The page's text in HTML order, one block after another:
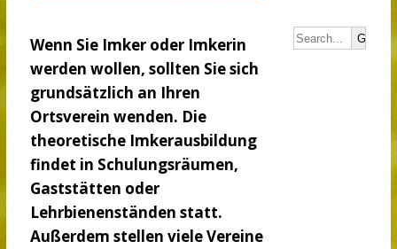
Wenn Sie Imker oder Imkerin
werden wollen, sollten Sie sich
grundsätzlich an Ihren
Ortsverein wenden. Die
theoretische Imkerausbildung
findet in Schulungsräumen,
Gaststätten oder
Lehrbienenständen statt.
Außerdem stellen viele Vereine